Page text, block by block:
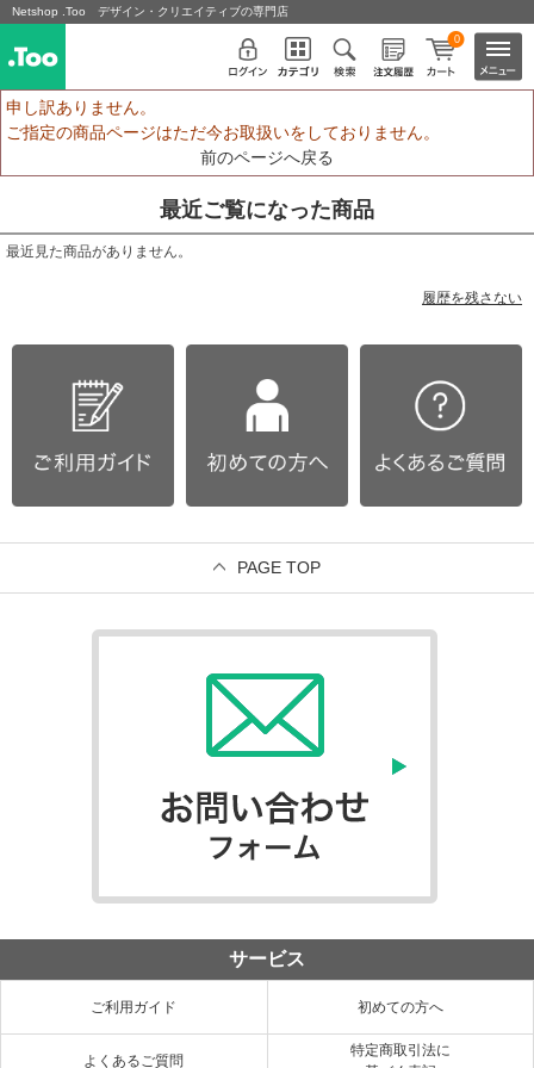
Netshop .Too デザイン・クリエイティブの専門店
0
申し訳ありません。
ご指定の商品ページはただ今お取扱いをしておりません。
前のページへ戻る
最近ご覧になった商品
最近見た商品がありません。
履歴を残さない
PAGE TOP
サービス
ご利用ガイド 初めての方へ
よくあるご質問
特定商取引法に